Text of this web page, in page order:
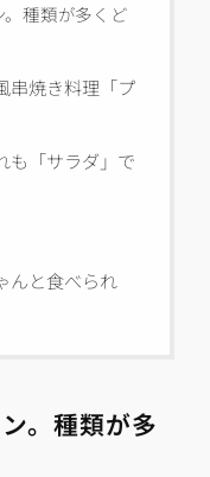
種類が多くど
串焼き料理「プ
も「サラダ」で
んと食べられ
。種類が多